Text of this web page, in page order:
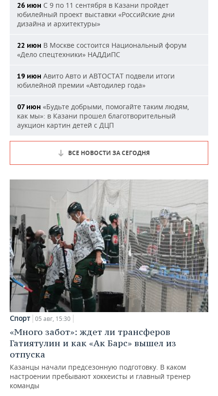
26 июн С 9 по 11 сентября в Казани пройдет
юбилейный проект выставки «Российские дни
дизайна и архитектуры»
22 июн В Москве состоится Национальный форум
«Дело спецтехники» НАДДиПС
19 июн Авито Авто и АВТОСТАТ подвели итоги
юбилейной премии «Автодилер года»
07 июн «Будьте добрыми, помогайте таким людям,
как мы»: в Казани прошел благотворительный
аукцион картин детей с ДЦП
ВСЕ НОВОСТИ ЗА СЕГОДНЯ
Спорт 05 авг, 15:30
«Много забот»: ждет ли трансферов
Гатиятулин и как «Ак Барс» вышел из
отпуска
Казанцы начали предсезонную подготовку. В каком
настроении пребывают хоккеисты и главный тренер
команды